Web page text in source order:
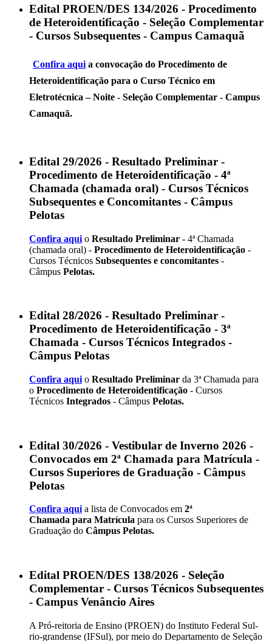
Edital PROEN/DES 134/2026 - Procedimento
de Heteroidentificação - Seleção Complementar
- Cursos Subsequentes - Campus Camaquã
Confira aqui a convocação do Procedimento de
Heteroidentificação para o Curso Técnico em
Eletrotécnica – Noite - Seleção Complementar - Campus
Camaquã.
Edital 29/2026 - Resultado Preliminar -
Procedimento de Heteroidentificação - 4ª
Chamada (chamada oral) - Cursos Técnicos
Subsequentes e Concomitantes - Câmpus
Pelotas
Confira aqui o Resultado Preliminar - 4ª Chamada
(chamada oral) - Procedimento de Heteroidentificação -
Cursos Técnicos Subsequentes e concomitantes -
Câmpus Pelotas.
Edital 28/2026 - Resultado Preliminar -
Procedimento de Heteroidentificação - 3ª
Chamada - Cursos Técnicos Integrados -
Câmpus Pelotas
Confira aqui o Resultado Preliminar da 3ª Chamada para
o Procedimento de Heteroidentificação - Cursos
Técnicos Integrados - Câmpus Pelotas.
Edital 30/2026 - Vestibular de Inverno 2026 -
Convocados em 2ª Chamada para Matrícula -
Cursos Superiores de Graduação - Câmpus
Pelotas
Confira aquia lista de Convocados em 2ª
Chamada para Matrícula para os Cursos Superiores de
Graduação do Câmpus Pelotas.
Edital PROEN/DES 138/2026 - Seleção
Complementar - Cursos Técnicos Subsequentes
- Campus Venâncio Aires
A Pró-reitoria de Ensino (PROEN) do Instituto Federal Sul-
rio-grandense (IFSul), por meio do Departamento de Seleção